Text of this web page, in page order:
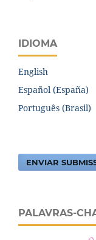
IDIOMA
English
Español (España)
Português (Brasil)
ENVIAR
PALAVRAS-